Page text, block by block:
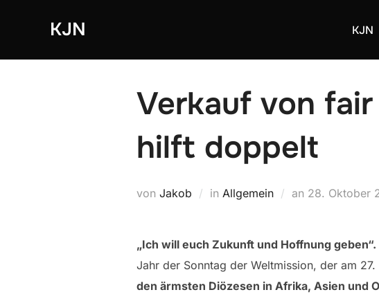
KJN KJN
Verkauf von
hilft doppelt
von Jakob in Allgemein an Veröffentlicht
28. Oktober
„Ich will euch Zukunft und Hoffnung geben“.
Jahr der Sonntag der Weltmission, der am
den ärmsten Diözesen in Afrika, Asien und